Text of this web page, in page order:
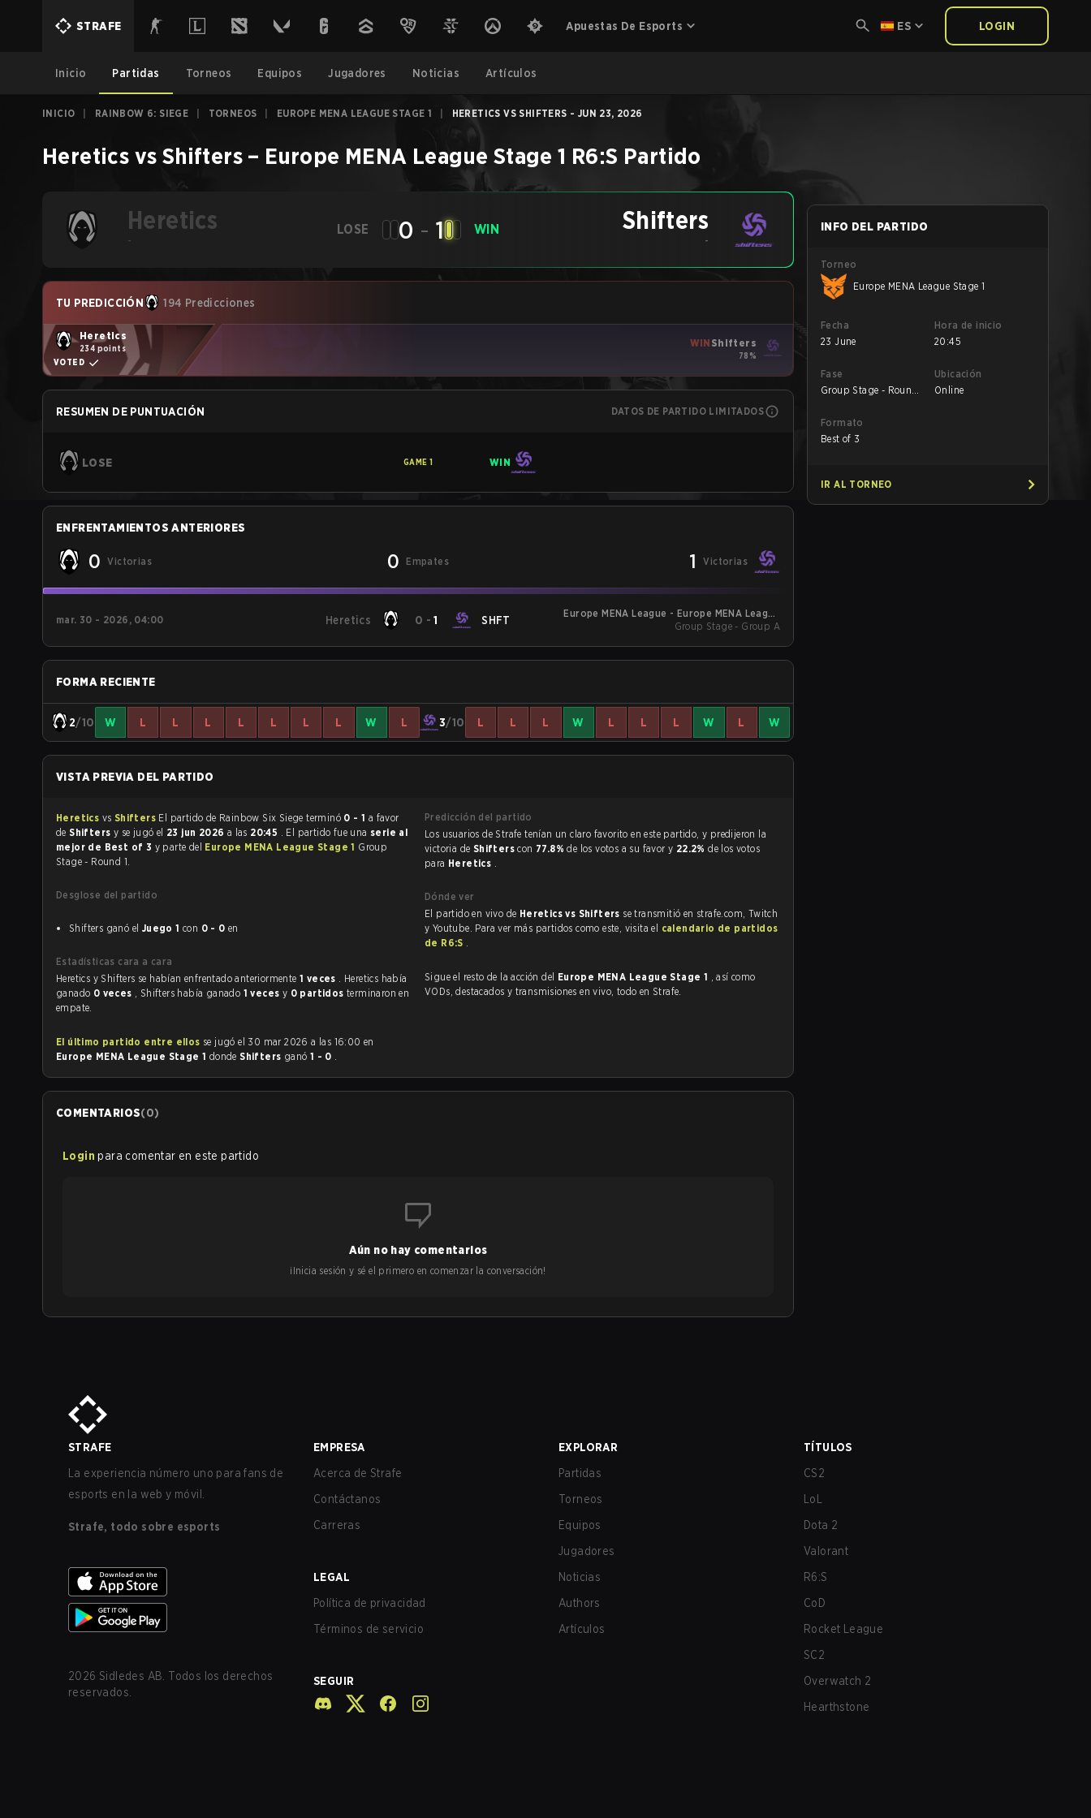
STRAFE Apuestas De Esports ES LOGIN
Inicio Partidas Torneos Equipos Jugadores Noticias Artículos
INICIO RAINBOW 6: SIEGE TORNEOS EUROPE MENA LEAGUE STAGE 1 HERETICS VS SHIFTERS - JUN 23, 2026
Heretics vs Shifters – Europe MENA League Stage 1 R6:S Partido
Heretics
-
LOSE 0 - 1 WIN Shifters
-
TU PREDICCIÓN 194 Predicciones
Heretics
234 points
VOTED
WIN Shifters
78%
RESUMEN DE PUNTUACIÓN DATOS DE PARTIDO LIMITADOS
LOSE GAME 1 WIN
ENFRENTAMIENTOS ANTERIORES
0 Victorias 0 Empates 1 Victorias
mar. 30 - 2026, 04:00 Heretics 0 -1 SHFT
Europe MENA League - Europe MENA League
Kickoff
Group Stage - Group A
FORMA RECIENTE
2/10 W L L L L L L L W L 3/10 L L L W L L L W L W
VISTA PREVIA DEL PARTIDO
Heretics vs Shifters El partido de Rainbow Six Siege terminó 0 - 1
deShifters y se jugó el 23 jun 2026 a las 20:45 . El partido fue una serie al
mejor de Best of 3 y parte del Europe MENA League Stage 1 Group
Stage - Round 1.
Desglose del partido
Shifters ganó el Juego 1 con 0 - 0 en
Estadísticas cara a cara
Heretics y Shifters se habían enfrentado anteriormente 1 veces . Heretics había
ganado 0 veces , Shifters había ganado 1 veces y 0 partidos terminaron en
empate.
El último partido entre ellos se jugó el 30 mar 2026 a las 16:00 en
Europe MENA League Stage 1 dondeShifters ganó 1 - 0 .
Predicción del partido
Los usuarios de Strafe tenían un claro favorito en este partido, y predijeron la
victoria de Shifterscon 77.8%de los votos a su favor y 22.2%de los votos
para Heretics .
Dónde ver
El partido en vivo de Heretics vs Shifters se transmitió en strafe.com, Twitch
y Youtube. Para ver más partidos como este, visita el calendario de partidos
de R6:S .
Sigue el resto de la acción del Europe MENA League Stage 1 , así como
VODs, destacados y transmisiones en vivo, todo en Strafe.
COMENTARIOS(0)
Login para comentar en este partido
Aún no hay comentarios
¡Inicia sesión y sé el primero en comenzar la conversación!
INFO DEL PARTIDO
Torneo
Europe MENA League Stage 1
Fecha
23 June
Hora de inicio
20:45
Fase
Group Stage - Round
Ubicación
Online
Formato
Best of 3
IR AL TORNEO
STRAFE
La experiencia número uno para fans de
esports en la web y móvil.
Strafe, todo sobre esports
2026 Sidledes AB. Todos los derechos
reservados.
EMPRESA
Acerca de Strafe
Contáctanos
Carreras
LEGAL
Política de privacidad
Términos de servicio
SEGUIR
EXPLORAR
Partidas
Torneos
Equipos
Jugadores
Noticias
Authors
Artículos
TÍTULOS
CS2
LoL
Dota 2
Valorant
R6:S
CoD
Rocket League
SC2
Overwatch 2
Hearthstone